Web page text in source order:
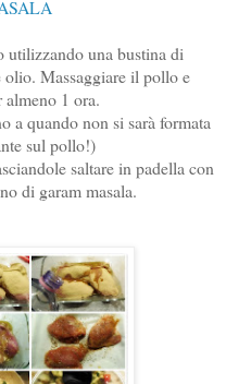
utilizzando una bustina di
olio. Massaggiare il pollo e
almeno 1 ora.
a quando non si sarà formata
sul pollo!)
saltare in padella con
di garam masala.